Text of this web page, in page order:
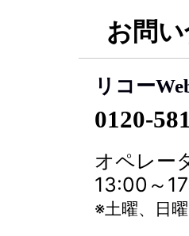
お問
リコー
0120-
オペレー
13:00～
※土曜、日